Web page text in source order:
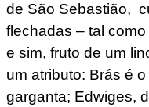
de São Sebastião,
flechadas – tal
e sim, fruto de um
um atributo: Brás é
garganta; Edwiges,